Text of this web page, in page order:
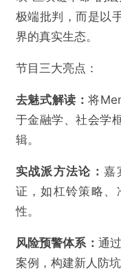
极端批判，而是以
界的真实生态。
节目三大亮点：
去魅式解读：将
于金融学、社会学
辑。
实战派方法论：嘉
证，如杠铃策略、
性。
风险预警体系： 通
案例，构建新人防坑